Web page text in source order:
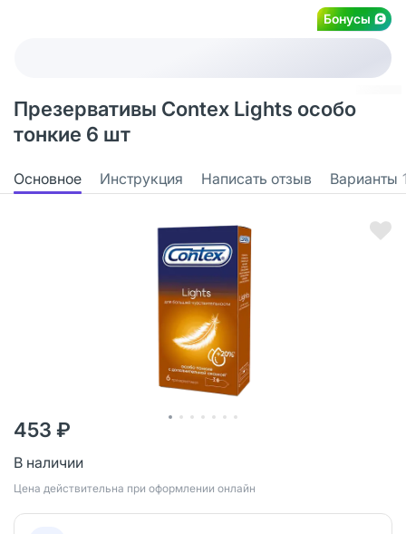
Бонусы
Презервативы Contex Lights особо
тонкие 6 шт
Основное Инструкция Написать отзыв Варианты
453 ₽
В наличии
Цена действительна при оформлении онлайн